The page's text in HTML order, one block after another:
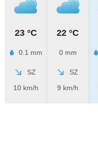
23 °C
0.1 mm
SZ
10 km/h
22 °C
0 mm
SZ
9 km/h